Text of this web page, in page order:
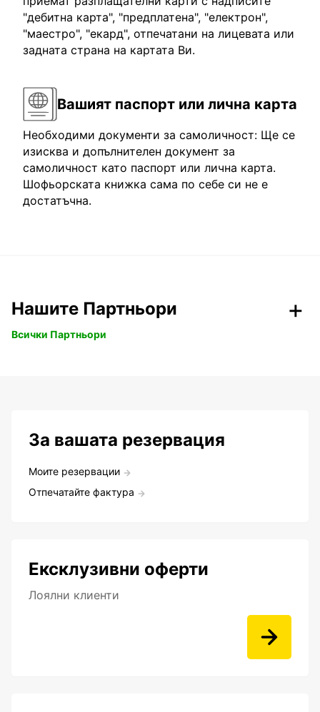
"дебитна карта", "предплатена", "електрон",
"маестро", "екард", отпечатани на лицевата или
задната страна на картата Ви.
Вашият паспорт или лична карта
Необходими документи за самоличност: Ще се
изисква и допълнителен документ за
самоличност като паспорт или лична карта.
Шофьорската книжка сама по себе си не е
достатъчна.
Нашите Партньори
Всички Партньори
За вашата резервация
Моите резервации
Отпечатайте фактура
Ексклузивни оферти
Лоялни клиенти